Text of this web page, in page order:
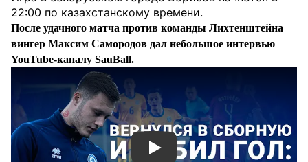
22:00 по казахстанскому времени.
После удачного матча против команды Лихтенштейна
вингер Максим Самородов дал небольшое интервью
YouTube-каналу SauBall.
Смотреть видео YouTube